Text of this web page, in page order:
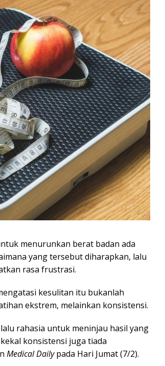
menurunkan berat badan ada
yang tersebut diharapkan, lalu
rasa frustrasi.
kesulitan itu bukanlah
ekstrem, melainkan konsistensi.
rahasia untuk meninjau hasil yang
konsistensi juga tiada
Medical Dailypada Hari Jumat (7/2).